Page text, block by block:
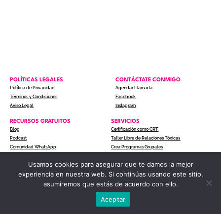
POLÍTICAS LEGALES
Política de Privacidad
Términos y Condiciones
Aviso Legal
CONTÁCTATE CONMIGO
Agendar Llamada
Facebook
Instagram
RECURSOS GRATUITOS
Blog
Podcast
Comunidad WhatsApp
SERVICIOS
Certificación como CRT
Taller Libre de Relaciones Tóxicas
Crea Programas Grupales
COPYRIGHT © 2024 ACTITUD A UN CLIC. TODOS LOS
DERECHOS RESERVADOS.
Usamos cookies para asegurar que te damos la mejor
experiencia en nuestra web. Si continúas usando este sitio,
asumiremos que estás de acuerdo con ello.
Aceptar